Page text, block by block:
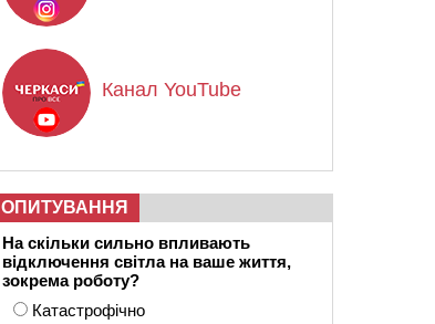
Канал YouTube
ОПИТУВАННЯ
На скільки сильно впливають
відключення світла на ваше життя,
зокрема роботу?
Катастрофічно